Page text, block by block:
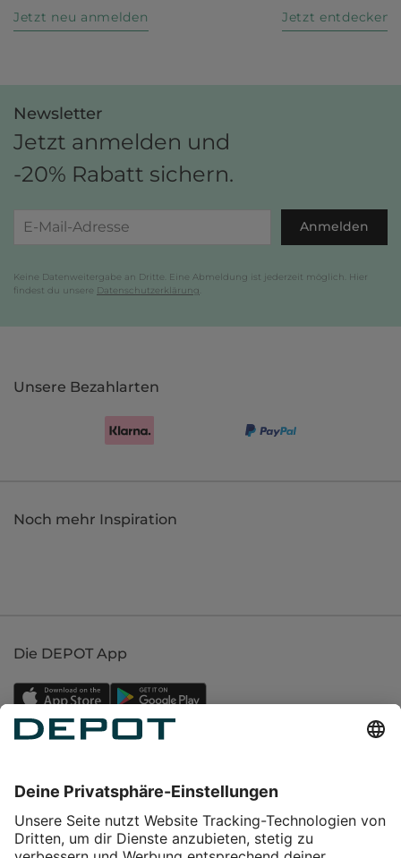
Jetzt neu anmelden
Jetzt entdecken
Newsletter
Jetzt anmelden und
-20% Rabatt sichern.
Anmelden
Keine Datenweitergabe an Dritte. Eine Abmeldung ist jederzeit möglich. Hier
findest du unsere Datenschutzerklärung
Unsere Bezahlarten
Noch mehr Inspiration
Die DEPOT App
Service